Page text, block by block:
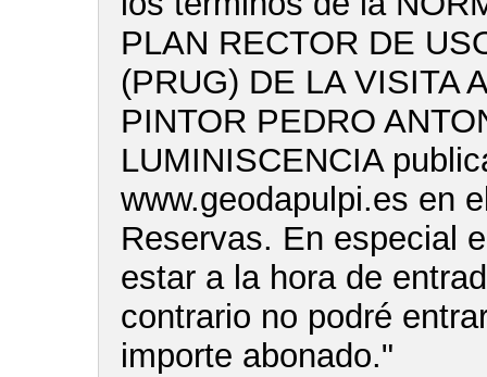
PLAN RECTOR DE
(PRUG) DE LA VISITA
PINTOR PEDRO
LUMINISCENCIA
www.geodapulpi.es en
Reservas. En especial
estar a la hora de
contrario no podré
importe abonado."